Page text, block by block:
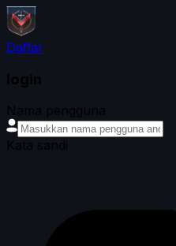
Daftar
login
Nama pengguna
Kata sandi